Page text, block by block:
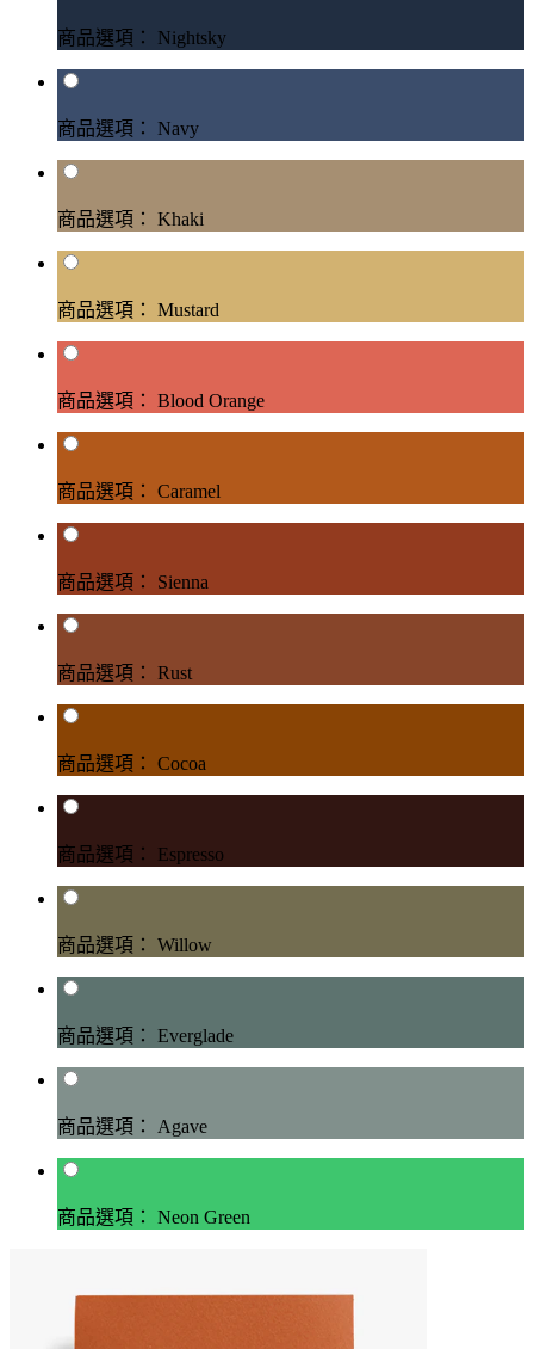
商品選項： Nightsky
商品選項： Navy
商品選項： Khaki
商品選項： Mustard
商品選項： Blood Orange
商品選項： Caramel
商品選項： Sienna
商品選項： Rust
商品選項： Cocoa
商品選項： Espresso
商品選項： Willow
商品選項： Everglade
商品選項： Agave
商品選項： Neon Green